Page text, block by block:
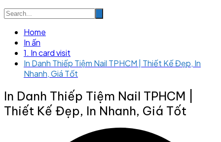
Home
In ấn
1. In card visit
In Danh Thiếp Tiệm Nail TPHCM | Thiết Kế Đẹp, In
Nhanh, Giá Tốt
In Danh Thiếp Tiệm Nail TPHCM |
Thiết Kế Đẹp, In Nhanh, Giá Tốt